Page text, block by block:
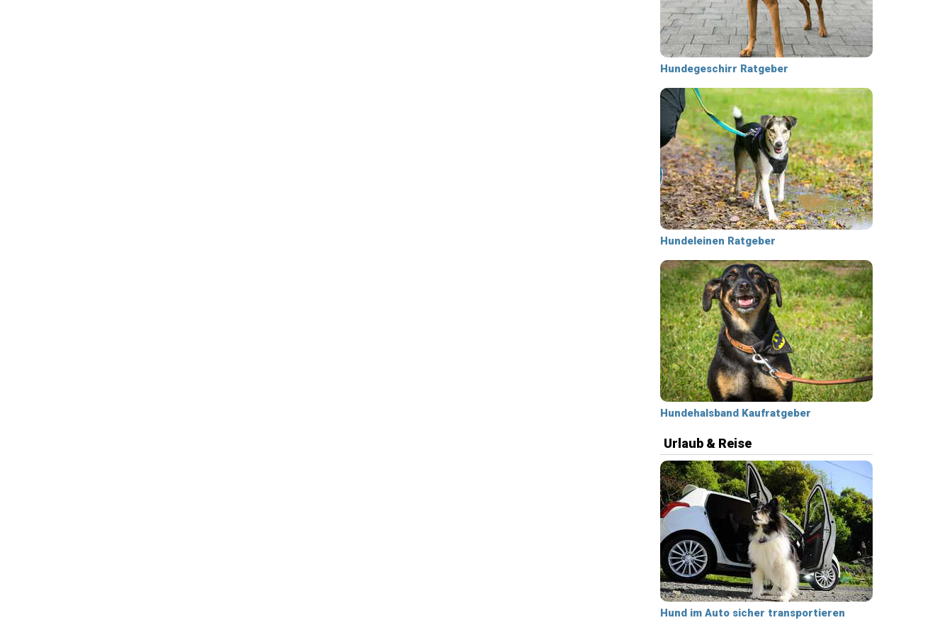
Hundegeschirr Ratgeber
Hundeleinen Ratgeber
Hundehalsband Kaufratgeber
Urlaub & Reise
Hund im Auto sicher transportieren